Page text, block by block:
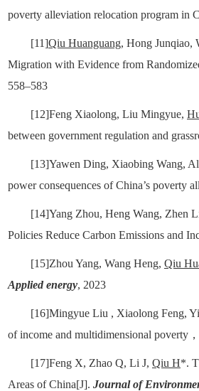
poverty alleviation relocation program in
[11]Qiu Huanguang, Hong Junqiao,
Migration with Evidence from
558–583
[12]Feng Xiaolong, Liu Mingyue,
between government regulation and
[13]Yawen Ding, Xiaobing Wang,
power consequences of China’s poverty
[14]Yang Zhou, Heng Wang, Zhen
Policies Reduce Carbon Emissions and
[15]Zhou Yang, Wang Heng, Qiu
Applied energy, 2023
[16]Mingyue Liu , Xiaolong Feng,
of income and multidimensional poverty，
[17]Feng X, Zhao Q, Li J, Qiu H*.
Areas of China[J]. Journal of